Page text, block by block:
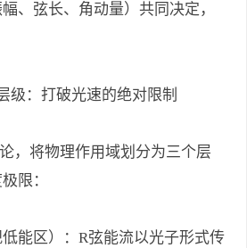
、弦长、角动量）共同决定，
级：打破光速的绝对限制
，将物理作用域划分为三个层
限：
能区）：R弦能流以光子形式传